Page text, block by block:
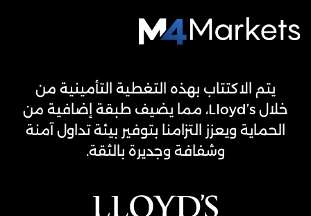
CFD
Trading
Regulated
Broker
يتم الاكتتاب بهذه التغطية التأمينية من
خلال Lloyd’s، مما يضيف طبقة إضافية من
الحماية ويعزز التزامنا بتوفير بيئة تداول آمنة
وشفافة وجديرة بالثقة.